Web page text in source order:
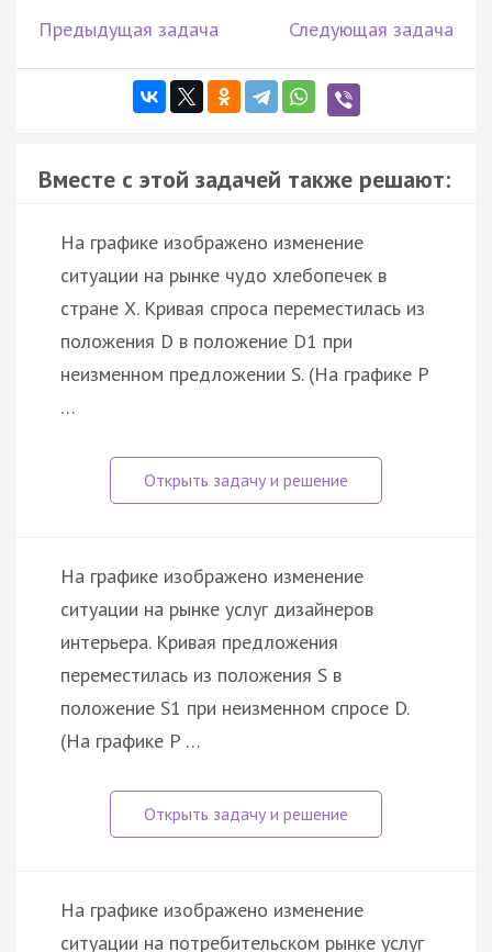
Предыдущая задача Следующая задача
Вместе с этой задачей также решают:
На графике изображено изменение
ситуации на рынке чудо хлебопечек в
стране X. Кривая спроса переместилась из
положения D в положение D1 при
неизменном предложении S. (На графике P
…
На графике изображено изменение
ситуации на рынке услуг дизайнеров
интерьера. Кривая предложения
переместилась из положения S в
положение S1 при неизменном спросе D.
(На графике P …
На графике изображено изменение
ситуации на потребительском рынке услуг